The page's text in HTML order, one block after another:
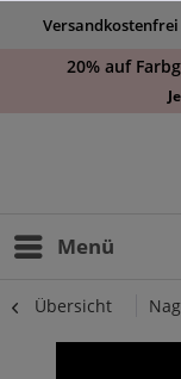
Versandkostenfrei
20% auf
Menü
Übersicht